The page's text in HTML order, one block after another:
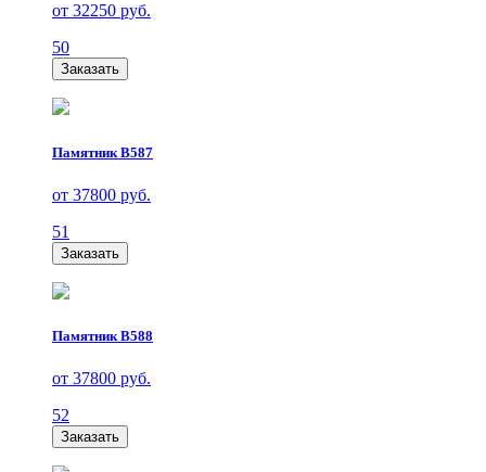
от 32250 руб.
50
Заказать
Памятник В587
от 37800 руб.
51
Заказать
Памятник В588
от 37800 руб.
52
Заказать